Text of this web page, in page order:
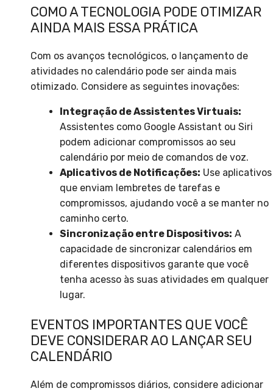
COMO A TECNOLOGIA PODE OTIMIZAR
AINDA MAIS ESSA PRÁTICA
Com os avanços tecnológicos, o lançamento de
atividades no calendário pode ser ainda mais
otimizado. Considere as seguintes inovações:
Integração de Assistentes Virtuais:
Assistentes como Google Assistant ou Siri
podem adicionar compromissos ao seu
calendário por meio de comandos de voz.
Aplicativos de Notificações: Use aplicativos
que enviam lembretes de tarefas e
compromissos, ajudando você a se manter no
caminho certo.
Sincronização entre Dispositivos: A
capacidade de sincronizar calendários em
diferentes dispositivos garante que você
tenha acesso às suas atividades em qualquer
lugar.
EVENTOS IMPORTANTES QUE VOCÊ
DEVE CONSIDERAR AO LANÇAR SEU
CALENDÁRIO
Além de compromissos diários, considere adicionar